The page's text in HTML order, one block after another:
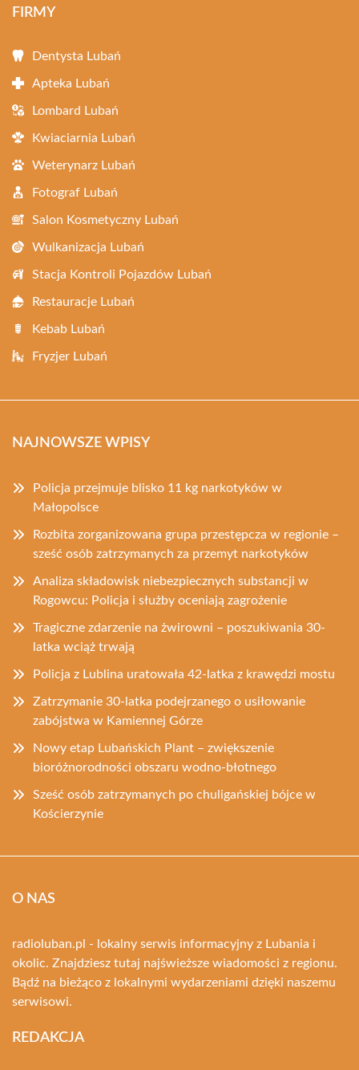
FIRMY
Dentysta Lubań
Apteka Lubań
Lombard Lubań
Kwiaciarnia Lubań
Weterynarz Lubań
Fotograf Lubań
Salon Kosmetyczny Lubań
Wulkanizacja Lubań
Stacja Kontroli Pojazdów Lubań
Restauracje Lubań
Kebab Lubań
Fryzjer Lubań
NAJNOWSZE WPISY
Policja przejmuje blisko 11 kg narkotyków w
Małopolsce
Rozbita zorganizowana grupa przestępcza w regionie –
sześć osób zatrzymanych za przemyt narkotyków
Analiza składowisk niebezpiecznych substancji w
Rogowcu: Policja i służby oceniają zagrożenie
Tragiczne zdarzenie na żwirowni – poszukiwania 30-
latka wciąż trwają
Policja z Lublina uratowała 42-latka z krawędzi mostu
Zatrzymanie 30-latka podejrzanego o usiłowanie
zabójstwa w Kamiennej Górze
Nowy etap Lubańskich Plant – zwiększenie
bioróżnorodności obszaru wodno-błotnego
Sześć osób zatrzymanych po chuligańskiej bójce w
Kościerzynie
O NAS
radioluban.pl - lokalny serwis informacyjny z Lubania i
okolic. Znajdziesz tutaj najświeższe wiadomości z regionu.
Bądź na bieżąco z lokalnymi wydarzeniami dzięki naszemu
serwisowi.
REDAKCJA